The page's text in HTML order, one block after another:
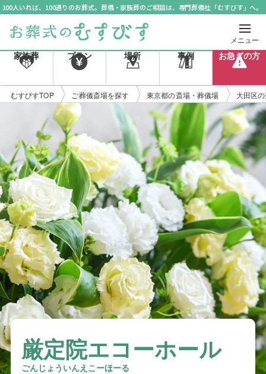
100人いれば、100通りのお葬式。葬儀・家族葬のご相談は、専門葬儀社「むすびす」へ。
メニュー
家族葬 プラン 場所 事例 お急ぎの方
むすびすTOP ご葬儀斎場を探す 東京都の斎場・葬儀場 大田区
厳定院エコーホール
ごんじょういんえこーほーる